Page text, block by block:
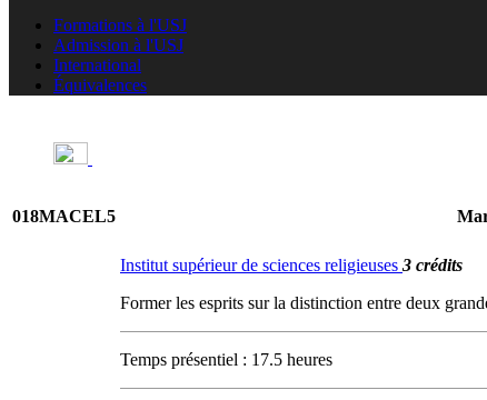
Formations à l'USJ
Admission à l'USJ
International
Équivalences
018MACEL5
Institut supérieur de sciences religieuses 3 crédits
Former les esprits sur la distinction entre deux
Temps présentiel : 17.5 heures